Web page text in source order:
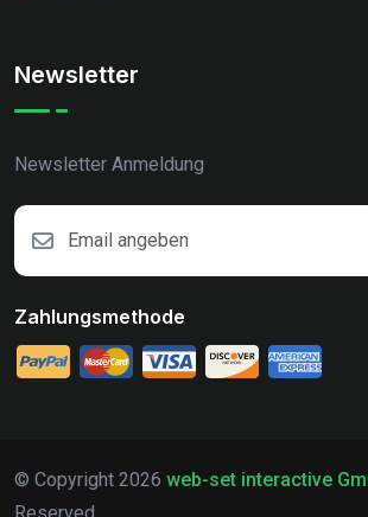
Newsletter
Newsletter Anmeldung
Zahlungsmethode
© Copyright 2026 web-set interactive